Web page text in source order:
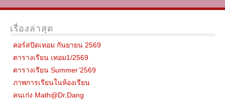
เรื่องล่าสุด
คอร์สปิดเทอม กันยายน 2569
ตารางเรียน เทอม1/2569
ตารางเรียน Summer’2569
ภาพการเรียนในห้องเรียน
คนเก่ง Math@Dr.Dang